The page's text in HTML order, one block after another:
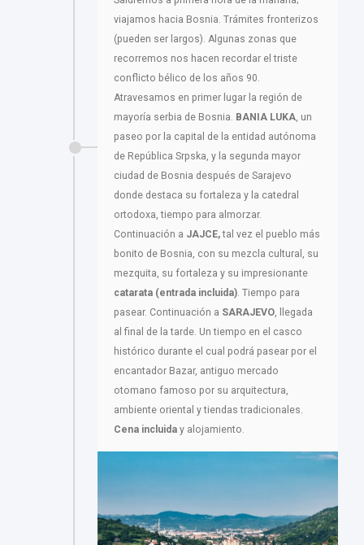
viajamos hacia Bosnia. Trámites fronterizos
(pueden ser largos). Algunas zonas que
recorremos nos hacen recordar el triste
conflicto bélico de los años 90.
Atravesamos en primer lugar la región de
mayoría serbia de Bosnia. BANIA LUKA, un
paseo por la capital de la entidad autónoma
de República Srpska, y la segunda mayor
ciudad de Bosnia después de Sarajevo
donde destaca su fortaleza y la catedral
ortodoxa, tiempo para almorzar.
Continuación a JAJCE,tal vez el pueblo más
bonito de Bosnia, con su mezcla cultural, su
mezquita, su fortaleza y su impresionante
catarata (entrada incluida). Tiempo para
pasear. Continuación a SARAJEVO, llegada
al final de la tarde. Un tiempo en el casco
histórico durante el cual podrá pasear por el
encantador Bazar, antiguo mercado
otomano famoso por su arquitectura,
ambiente oriental y tiendas tradicionales.
Cena incluida y alojamiento.